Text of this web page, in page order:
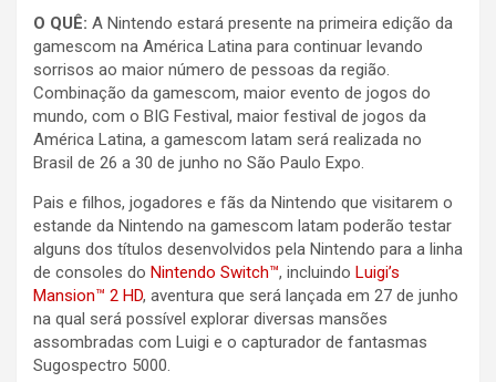
O QUÊ: A Nintendo estará presente na primeira edição da
gamescom na América Latina para continuar levando
sorrisos ao maior número de pessoas da região.
Combinação da gamescom, maior evento de jogos do
mundo, com o BIG Festival, maior festival de jogos da
América Latina, a gamescom latam será realizada no
Brasil de 26 a 30 de junho no São Paulo Expo.
Pais e filhos, jogadores e fãs da Nintendo que visitarem o
estande da Nintendo na gamescom latam poderão testar
alguns dos títulos desenvolvidos pela Nintendo para a linha
de consoles do Nintendo Switch™, incluindo Luigi’s
Mansion™ 2 HD, aventura que será lançada em 27 de junho
na qual será possível explorar diversas mansões
assombradas com Luigi e o capturador de fantasmas
Sugospectro 5000.